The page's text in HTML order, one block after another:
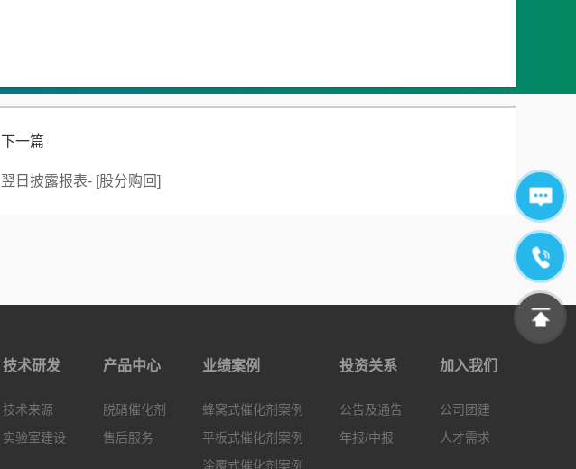
下一篇
翌日披露报表- [股分购回]
技术研发
技术来源
实验室建设
产品中心
脱硝催化剂
售后服务
业绩案例
蜂窝式催化剂案例
平板式催化剂案例
涂覆式催化剂案例
投资关系
公告及通告
年报/中报
加入我们
公司团建
人才需求